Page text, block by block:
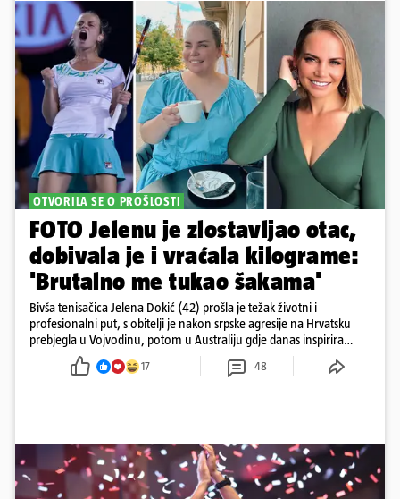
OTVORILA SE O PROŠLOSTI
FOTO Jelenu je zlostavljao otac,
dobivala je i vraćala kilograme:
'Brutalno me tukao šakama'
Bivša tenisačica Jelena Dokić (42) prošla je težak životni i
profesionalni put, s obitelji je nakon srpske agresije na Hrvatsku
prebjegla u Vojvodinu, potom u Australiju gdje danas inspirira
17 48